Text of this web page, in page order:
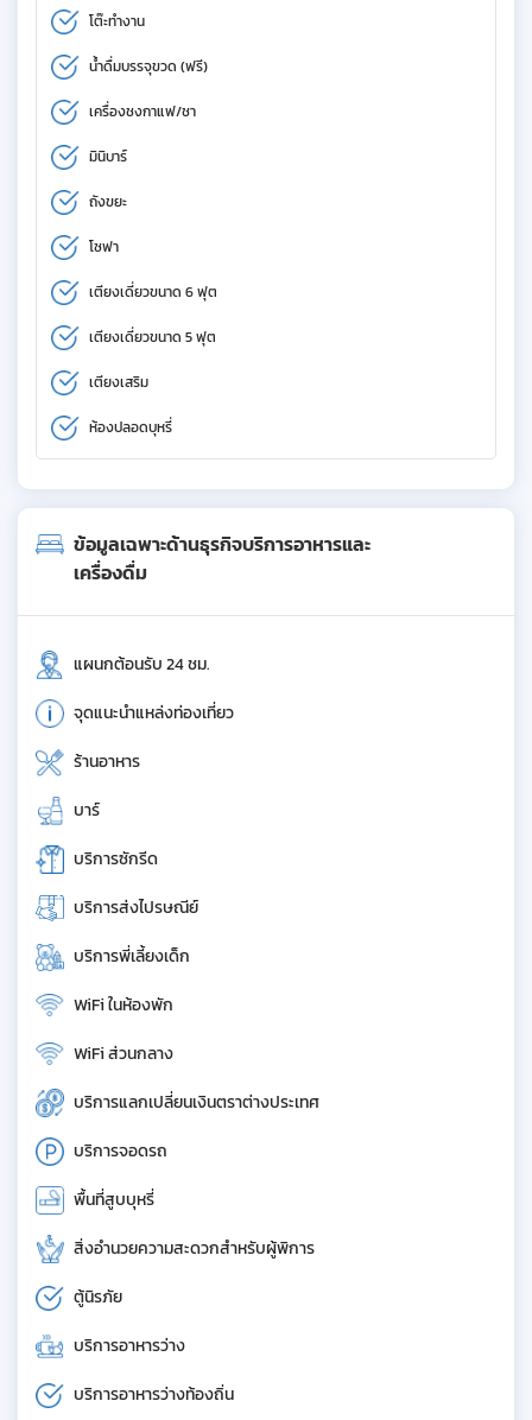
โต๊ะทำงาน
น้ำดื่มบรรจุขวด (ฟรี)
เครื่องชงกาแฟ/ชา
มินิบาร์
ถังขยะ
โซฟา
เตียงเดี่ยวขนาด 6 ฟุต
เตียงเดี่ยวขนาด 5 ฟุต
เตียงเสริม
ห้องปลอดบุหรี่
ข้อมูลเฉพาะด้านธุรกิจบริการอาหารและ
เครื่องดื่ม
แผนกต้อนรับ 24 ชม.
จุดแนะนำแหล่งท่องเที่ยว
ร้านอาหาร
บาร์
บริการซักรีด
บริการส่งไปรษณีย์
บริการพี่เลี้ยงเด็ก
WiFi ในห้องพัก
WiFi ส่วนกลาง
บริการแลกเปลี่ยนเงินตราต่างประเทศ
บริการจอดรถ
พื้นที่สูบบุหรี่
สิ่งอำนวยความสะดวกสำหรับผู้พิการ
ตู้นิรภัย
บริการอาหารว่าง
บริการอาหารว่างท้องถิ่น